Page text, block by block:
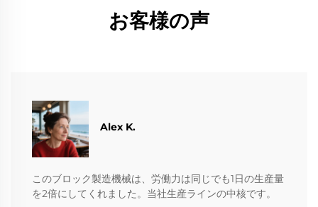
お客様の声
Alex K.
このブロック製造機械は、労働力は同じでも1日の生産量
を2倍にしてくれました。当社生産ラインの中核です。